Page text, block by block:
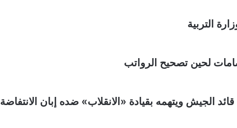
التربية
لحين تصحيح الرواتب
الجيش ويتهمه بقيادة «الانقلاب» ضده إبان الانتفاضة